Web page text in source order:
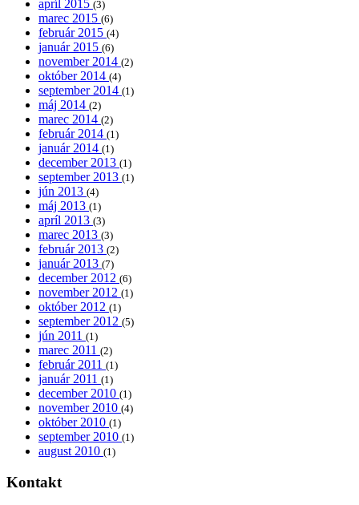
apríl 2015 (3)
marec 2015 (6)
február 2015 (4)
január 2015 (6)
november 2014 (2)
október 2014 (4)
september 2014 (1)
máj 2014 (2)
marec 2014 (2)
február 2014 (1)
január 2014 (1)
december 2013 (1)
september 2013 (1)
jún 2013 (4)
máj 2013 (1)
apríl 2013 (3)
marec 2013 (3)
február 2013 (2)
január 2013 (7)
december 2012 (6)
november 2012 (1)
október 2012 (1)
september 2012 (5)
jún 2011 (1)
marec 2011 (2)
február 2011 (1)
január 2011 (1)
december 2010 (1)
november 2010 (4)
október 2010 (1)
september 2010 (1)
august 2010 (1)
Kontakt